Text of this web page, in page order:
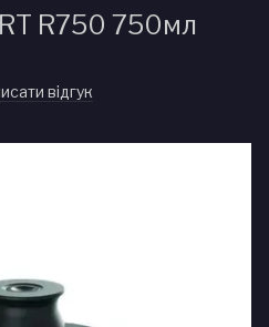
R750 750мл
відгук